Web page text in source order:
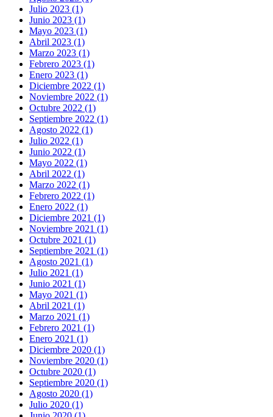
Julio 2023 (1)
Junio 2023 (1)
Mayo 2023 (1)
Abril 2023 (1)
Marzo 2023 (1)
Febrero 2023 (1)
Enero 2023 (1)
Diciembre 2022 (1)
Noviembre 2022 (1)
Octubre 2022 (1)
Septiembre 2022 (1)
Agosto 2022 (1)
Julio 2022 (1)
Junio 2022 (1)
Mayo 2022 (1)
Abril 2022 (1)
Marzo 2022 (1)
Febrero 2022 (1)
Enero 2022 (1)
Diciembre 2021 (1)
Noviembre 2021 (1)
Octubre 2021 (1)
Septiembre 2021 (1)
Agosto 2021 (1)
Julio 2021 (1)
Junio 2021 (1)
Mayo 2021 (1)
Abril 2021 (1)
Marzo 2021 (1)
Febrero 2021 (1)
Enero 2021 (1)
Diciembre 2020 (1)
Noviembre 2020 (1)
Octubre 2020 (1)
Septiembre 2020 (1)
Agosto 2020 (1)
Julio 2020 (1)